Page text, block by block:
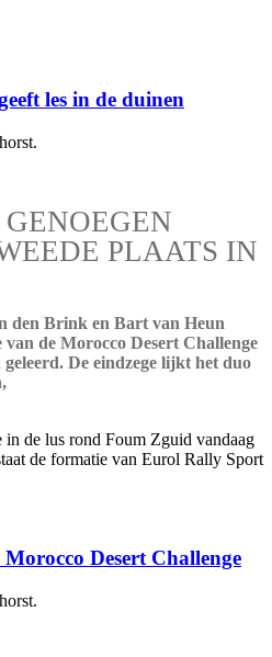
les in de duinen
PLAATS IN
den Brink en Bart van Heun
van de Morocco Desert Challenge
De eindzege lijkt het duo
de lus rond Foum Zguid vandaag
de formatie van Eurol Rally Sport
Desert Challenge